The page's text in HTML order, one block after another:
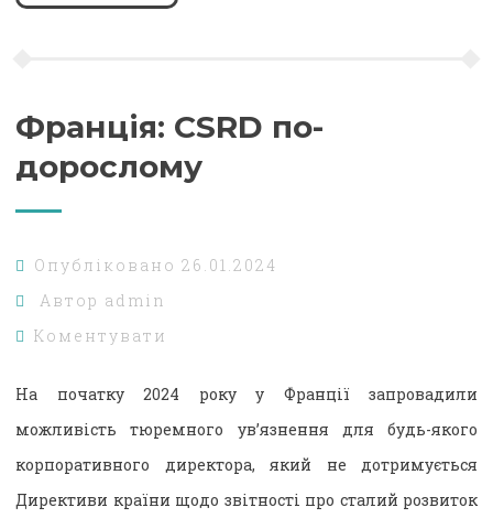
Франція: CSRD по-
дорослому
Опубліковано 26.01.2024
Автор admin
Коментувати
На початку 2024 року у Франції запровадили
можливість тюремного ув’язнення для будь-якого
корпоративного директора, який не дотримується
Директиви країни щодо звітності про сталий розвиток